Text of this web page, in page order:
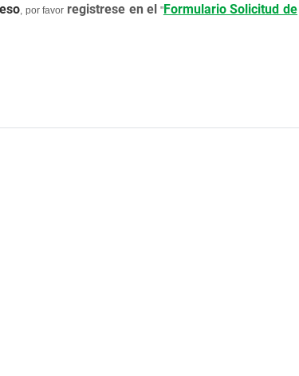
, por favor registrese en el "Formulario Solicitud de